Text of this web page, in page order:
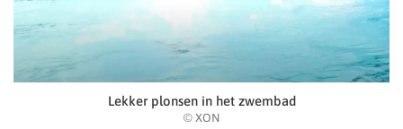
Lekker plonsen in het zwembad
© XON